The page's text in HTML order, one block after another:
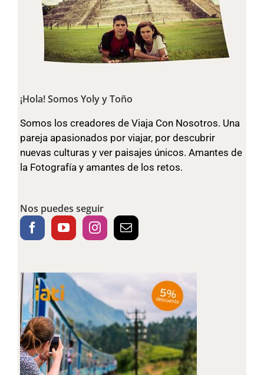
¡Hola! Somos Yoly y Toño
Somos los creadores de Viaja Con Nosotros. Una
pareja apasionados por viajar, por descubrir
nuevas culturas y ver paisajes únicos. Amantes de
la Fotografía y amantes de los retos.
Nos puedes seguir